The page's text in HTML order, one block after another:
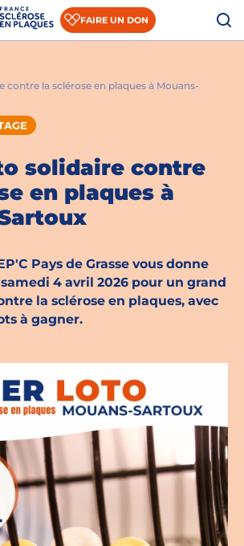
FAIRE UN DON
?
contre la sclérose en plaques à Mouans-
solidaire contre
en plaques à
Pays de Grasse vous donne
4 avril 2026 pour un grand
la sclérose en plaques, avec
à gagner.